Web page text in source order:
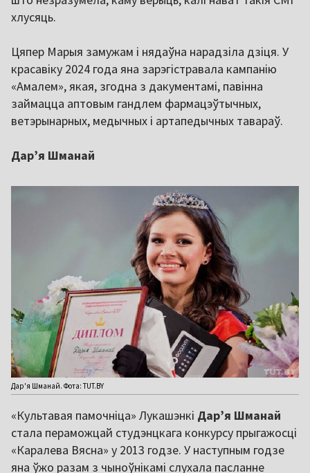
хлусяць.
Цяпер Марыя замужам і нядаўна нарадзіла дзіця. У
красавіку 2024 года яна зарэгістравала кампанію
«Амалем», якая, згодна з дакументамі, павінна
займацца аптовым гандлем фармацэўтычных,
ветэрынарных, медычных і артапедычных тавараў.
Дарʼя Шманай
Дар'я Шманай. Фота: TUT.BY
«Культавая памочніца» Лукашэнкі Дарʼя Шманай
стала пераможцай студэнцкага конкурсу прыгажосці
«Каралева Вясна» у 2013 годзе. У наступным годзе
яна ўжо разам з чыноўнікамі слухала пасланне